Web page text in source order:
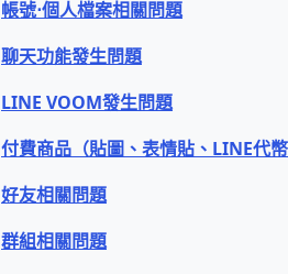
帳號⋅個人檔案相關問題
聊天功能發生問題
LINE VOOM發生問題
付費商品（貼圖、表情貼、LINE代
好友相關問題
群組相關問題